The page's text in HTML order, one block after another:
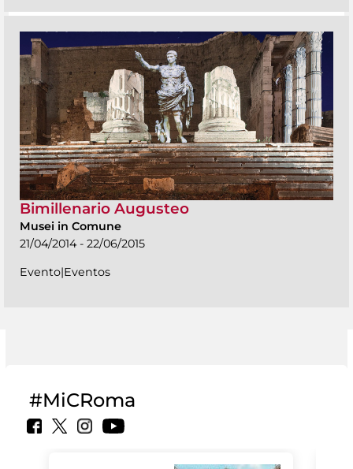
Bimillenario Augusteo
Musei in Comune
21/04/2014 - 22/06/2015
Evento|Eventos
#MiCRoma